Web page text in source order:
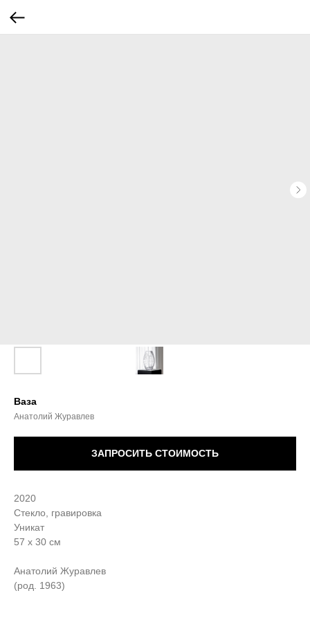
Ваза
Анатолий Журавлев
ЗАПРОСИТЬ СТОИМОСТЬ
2020
Стекло, гравировка
Уникат
57 х 30 см
Анатолий Журавлев
(род. 1963)